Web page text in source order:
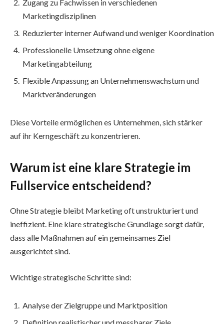
Zugang zu Fachwissen in verschiedenen
Marketingdisziplinen
Reduzierter interner Aufwand und weniger Koordination
Professionelle Umsetzung ohne eigene
Marketingabteilung
Flexible Anpassung an Unternehmenswachstum und
Marktveränderungen
Diese Vorteile ermöglichen es Unternehmen, sich stärker
auf ihr Kerngeschäft zu konzentrieren.
Warum ist eine klare Strategie im
Fullservice entscheidend?
Ohne Strategie bleibt Marketing oft unstrukturiert und
ineffizient. Eine klare strategische Grundlage sorgt dafür,
dass alle Maßnahmen auf ein gemeinsames Ziel
ausgerichtet sind.
Wichtige strategische Schritte sind:
Analyse der Zielgruppe und Marktposition
Definition realistischer und messbarer Ziele